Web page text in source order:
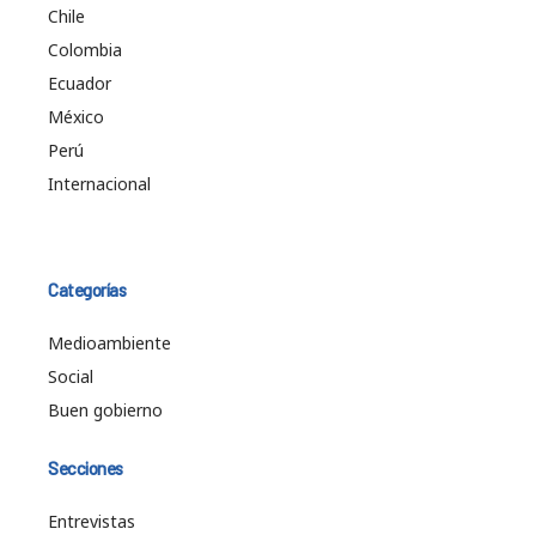
Chile
Colombia
Ecuador
México
Perú
Internacional
Categorías
Medioambiente
Social
Buen gobierno
Secciones
Entrevistas